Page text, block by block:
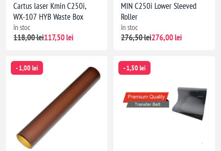
Cartus laser Kmin C250i,
WX-107 HYB Waste Box
în stoc
118,00 lei117,50 lei
MIN C250i Lower Sleeved
Roller
în stoc
276,50 lei276,00 lei
- 1,00 lei - 1,50 lei